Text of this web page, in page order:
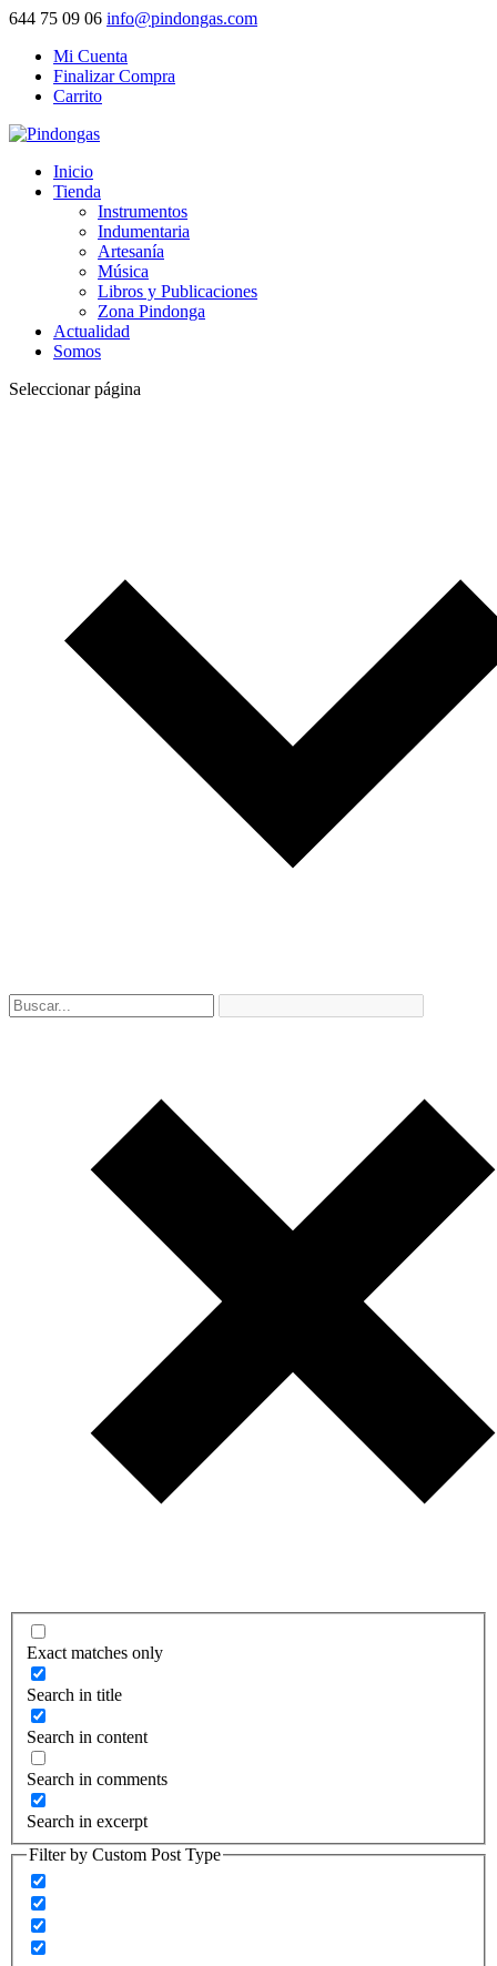
644 75 09 06 info@pindongas.com
Mi Cuenta
Finalizar Compra
Carrito
Inicio
Tienda
Instrumentos
Indumentaria
Artesanía
Música
Libros y Publicaciones
Zona Pindonga
Actualidad
Somos
Seleccionar página
Exact matches only
Search in title
Search in content
Search in comments
Search in excerpt
Filter by Custom Post Type